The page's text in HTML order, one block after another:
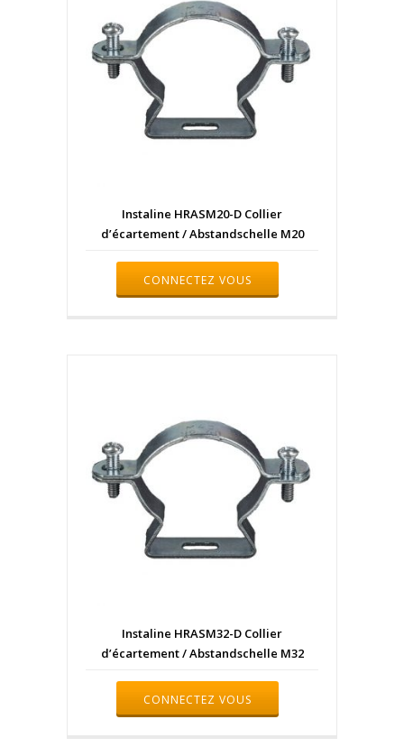
Instaline HRASM20-D Collier
d’écartement / Abstandschelle M20
CONNECTEZ VOUS
Instaline HRASM32-D Collier
d’écartement / Abstandschelle M32
CONNECTEZ VOUS